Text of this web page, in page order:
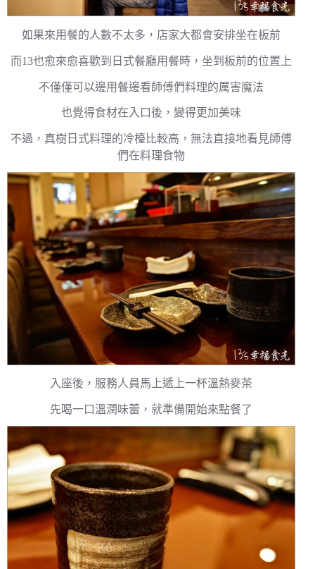
如果來用餐的人數不太多，店家大都會安排坐在板前
而13也愈來愈喜歡到日式餐廳用餐時，坐到板前的位置上
不僅僅可以邊用餐邊看師傅們料理的厲害魔法
也覺得食材在入口後，變得更加美味
不過，真樹日式料理的冷檯比較高，無法直接地看見師傅
們在料理食物
入座後，服務人員馬上遞上一杯溫熱麥茶
先喝一口溫潤味蕾，就準備開始來點餐了